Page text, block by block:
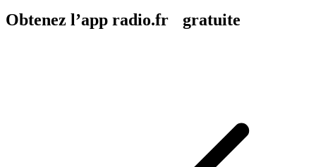
Obtenez l’app radio.fr gratuite